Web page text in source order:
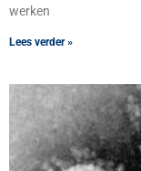
werken
Lees verder »